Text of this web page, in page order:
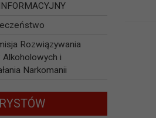
Rozwiązywania
i
Narkomanii